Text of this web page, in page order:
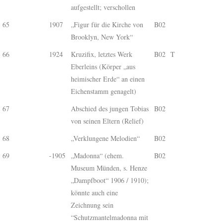
aufgestellt; verschollen
65 1907
„Figur für die Kirche von
Brooklyn, New York“
B02
66 1924
Kruzifix, letztes Werk
Eberleins (Körper „aus
heimischer Erde“ an einen
Eichenstamm genagelt)
B02 T
67
Abschied des jungen Tobias
von seinen Eltern (Relief)
B02
68 „Verklungene Melodien“
B02
69
-1905
„Madonna“ (ehem.
Museum Münden, s. Henze
„Dampfboot“ 1906 / 1910);
könnte auch eine
Zeichnung sein
“Schutzmantelmadonna mit
B02